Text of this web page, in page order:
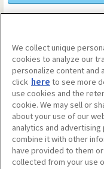
ノミネート作品
【作品展示、プレゼン
●予備審査の上決定した
We collect unique
cookies to analyze our
personalize content and
click here to see more
use cookies and the
cookie. We may sell or
about your use of our
analytics and
combine it with other
have provided to them
collected from your use